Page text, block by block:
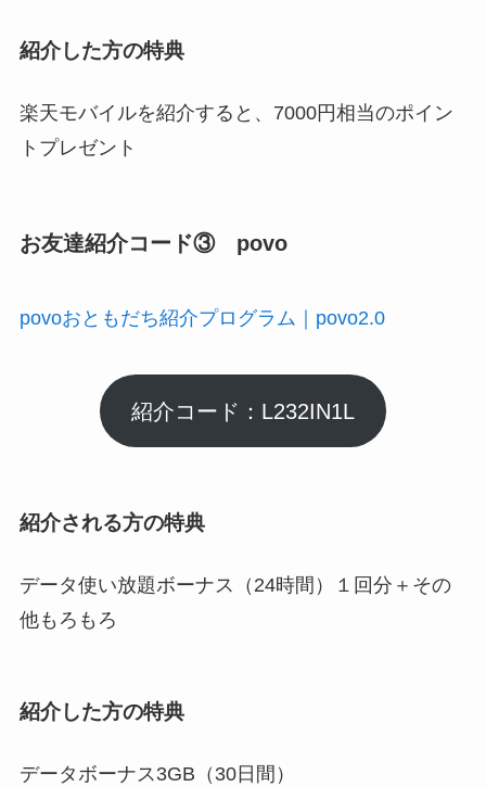
紹介した方の特典
楽天モバイルを紹介すると、7000円相当のポイン
トプレゼント
お友達紹介コード③ povo
povoおともだち紹介プログラム｜povo2.0
紹介コード：L232IN1L
紹介される方の特典
データ使い放題ボーナス（24時間）１回分＋その
他もろもろ
紹介した方の特典
データボーナス3GB（30日間）